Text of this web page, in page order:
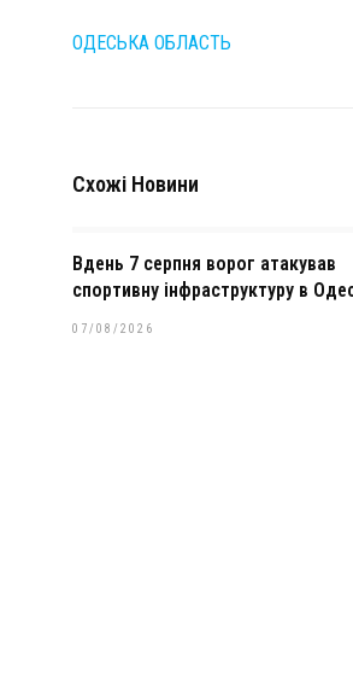
ОДЕСЬКА ОБЛАСТЬ
Схожі Новини
Вдень 7 серпня ворог атакував
спортивну інфраструктуру в
07/08/2026